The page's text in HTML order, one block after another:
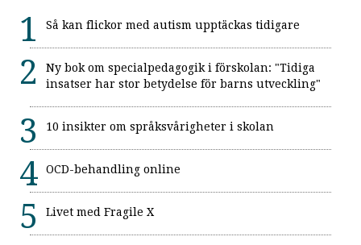
Så kan flickor med autism upptäckas tidigare
Ny bok om specialpedagogik i förskolan: "Tidiga
insatser har stor betydelse för barns utveckling"
10 insikter om språksvårigheter i skolan
OCD-behandling online
Livet med Fragile X